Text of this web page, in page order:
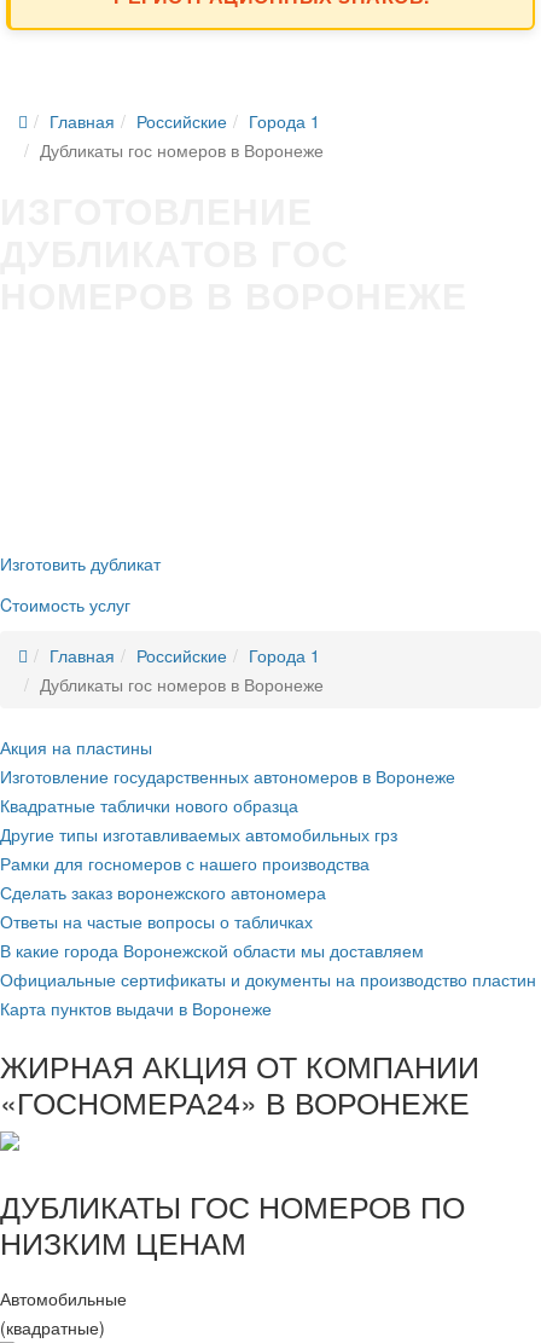
Главная Российские
Города 1
Дубликаты гос номеров в Воронеже
Изготовить дубликат
Cтоимость услуг
Главная Российские
Города 1
Дубликаты гос номеров в Воронеже
Акция на пластины
Изготовление государственных автономеров в Воронеже
Квадратные таблички нового образца
Другие типы изготавливаемых автомобильных грз
Рамки для госномеров с нашего производства
Сделать заказ воронежского автономера
Ответы на частые вопросы о табличках
В какие города Воронежской области мы доставляем
Официальные сертификаты и документы на производство пластин
Карта пунктов выдачи в Воронеже
ЖИРНАЯ АКЦИЯ ОТ КОМПАНИИ
«ГОСНОМЕРА24» В ВОРОНЕЖЕ
ДУБЛИКАТЫ ГОС НОМЕРОВ ПО
НИЗКИМ ЦЕНАМ
Автомобильные
(квадратные)